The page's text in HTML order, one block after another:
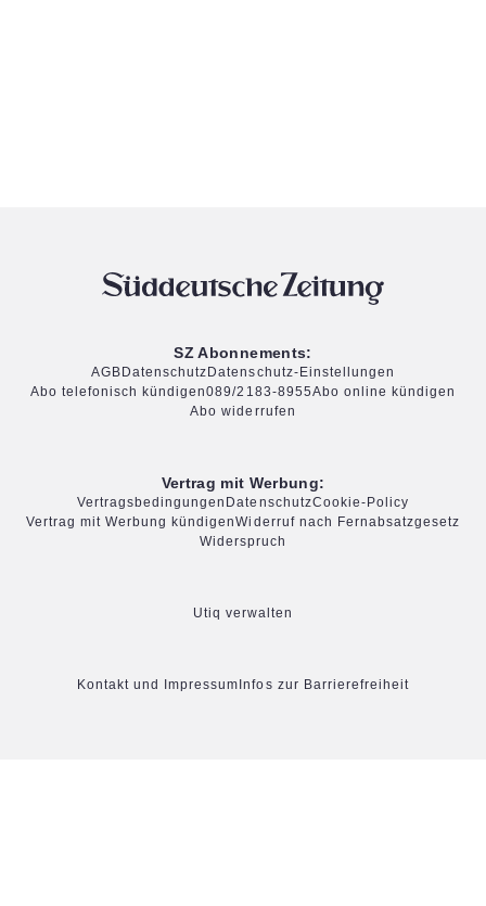
SZ Abonnements:
AGB Datenschutz Datenschutz-Einstellungen
Abo telefonisch kündigen089/2183-8955Abo online kündigen
Abo widerrufen
Vertrag mit Werbung:
Vertragsbedingungen DatenschutzCookie-Policy
Vertrag mit Werbung kündigenWiderruf nach Fernabsatzgesetz
Widerspruch
Utiq verwalten
Kontakt und Impressum Infos zur Barrierefreiheit